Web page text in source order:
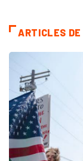
ARTICLES